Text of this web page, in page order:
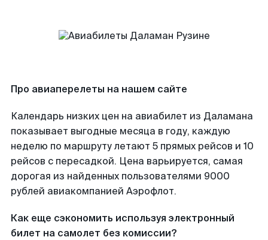
Про авиаперелеты на нашем сайте
Календарь низких цен на авиабилет из Даламана
показывает выгодные месяца в году, каждую
неделю по маршруту летают 5 прямых рейсов и 10
рейсов с пересадкой. Цена варьируется, самая
дорогая из найденных пользователями 9000
рублей авиакомпанией Аэрофлот.
Как еще сэкономить используя электронный
билет на самолет без комиссии?